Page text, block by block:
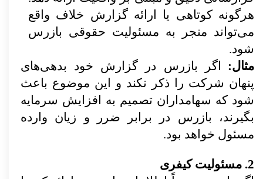
هرگونه کوتاهی یا ارائه گزارش خلاف واقع
می‌تواند منجر به مسئولیت حقوقی بازرس
شود.
مثال:
اگر بازرس در گزارش خود بدهی‌های
پنهان شرکت را ذکر نکند و این موضوع باعث
شود که سهامداران تصمیم به افزایش سرمایه
بگیرند، بازرس در برابر ضرر و زیان وارده
مسئول خواهد بود.
2. مسئولیت کیفری